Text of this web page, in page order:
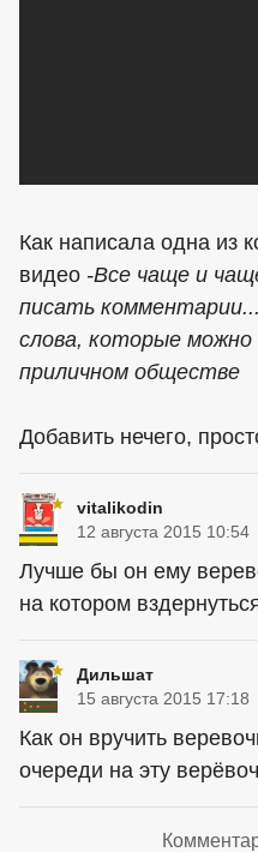
Как написала одна из
видео -Все чаще и
писать
слова, которые можно
приличном обществе
Добавить нечего,
vitalikodin
12 августа 2015 10:54
Лучше бы он ему
на котором
Дильшат
15 августа 2015 17:18
Как он вручить
очереди на эту